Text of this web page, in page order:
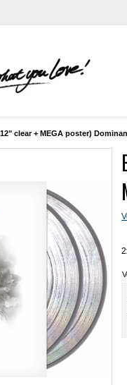
clear + MEGA poster)